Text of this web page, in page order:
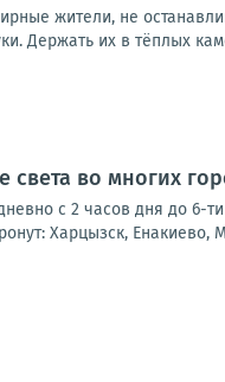
жители, не
Держать их в тёплых
света во многих
с 2 часов дня до 6-
Харцызск,